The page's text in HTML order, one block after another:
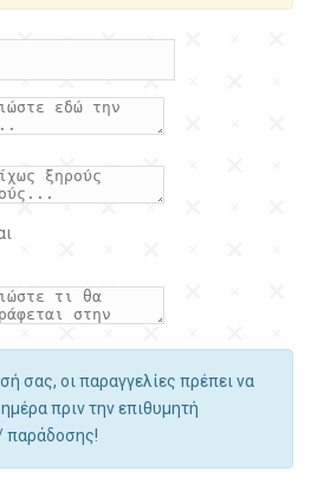
σας, οι παραγγελίες πρέπει να
πριν την επιθυμητή
παράδοσης!